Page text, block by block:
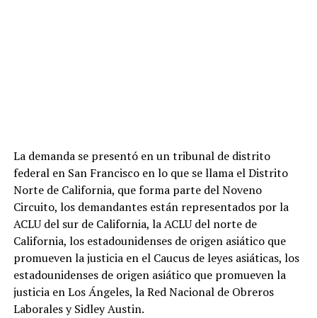
La demanda se presentó en un tribunal de distrito
federal en San Francisco en lo que se llama el Distrito
Norte de California, que forma parte del Noveno
Circuito, los demandantes están representados por la
ACLU del sur de California, la ACLU del norte de
California, los estadounidenses de origen asiático que
promueven la justicia en el Caucus de leyes asiáticas, los
estadounidenses de origen asiático que promueven la
justicia en Los Ángeles, la Red Nacional de Obreros
Laborales y Sidley Austin.